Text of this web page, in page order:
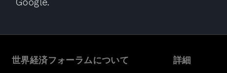
世界経済フォーラムについて 詳細